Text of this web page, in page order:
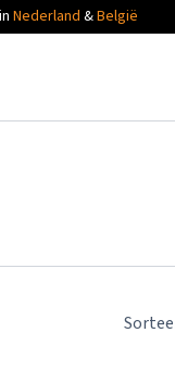
Nederland &België